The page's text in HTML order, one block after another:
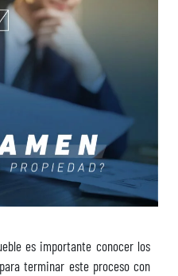
es importante conocer los
terminar este proceso con